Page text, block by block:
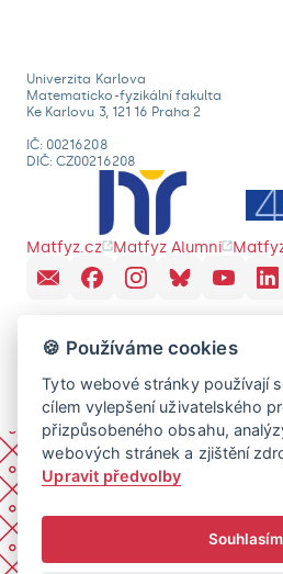
Univerzita Karlova
Matematicko-fyzikální fakulta
Ke Karlovu 3, 121 16 Praha 2
IČ: 00216208
DIČ: CZ00216208
Matfyz.cz Matfyz Alumni
🍪 Používáme cookies
Tyto webové stránky používají
cílem vylepšení uživatelského
přizpůsobeného obsahu,
webových stránek a zjištění
Upravit předvolby
Souhlasím